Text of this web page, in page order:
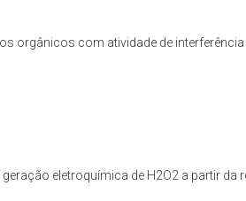
orgânicos com atividade de interferência
eletroquímica de H2O2 a partir da